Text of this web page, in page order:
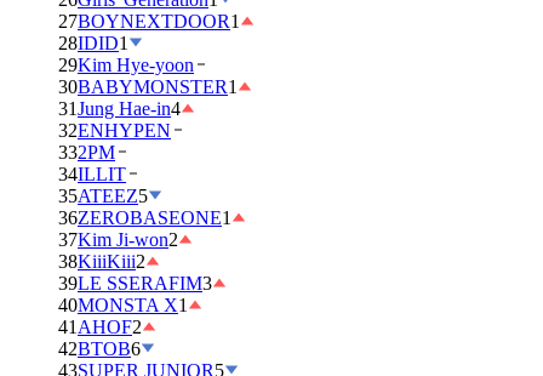
27BOYNEXTDOOR1
28IDID1
29Kim Hye-yoon
30BABYMONSTER1
31Jung Hae-in4
32ENHYPEN
332PM
34ILLIT
35ATEEZ5
36ZEROBASEONE1
37Kim Ji-won2
38KiiiKiii2
39LE SSERAFIM3
40MONSTA X1
41 AHOF2
42BTOB6
43SUPER JUNIOR5